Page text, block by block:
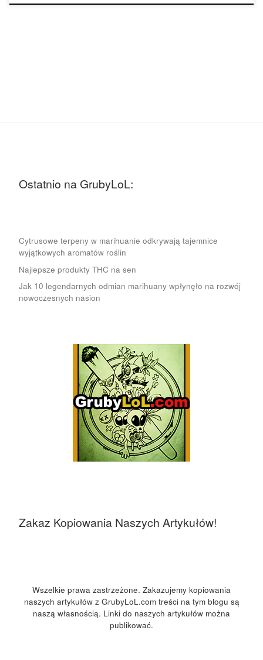
Ostatnio na GrubyLoL:
Cytrusowe terpeny w marihuanie odkrywają tajemnice
wyjątkowych aromatów roślin
Najlepsze produkty THC na sen
Jak 10 legendarnych odmian marihuany wpłynęło na rozwój
nowoczesnych nasion
Zakaz Kopiowania Naszych Artykułów!
Wszelkie prawa zastrzeżone. Zakazujemy kopiowania
naszych artykułów z GrubyLoL.com treści na tym blogu są
naszą własnością. Linki do naszych artykułów można
publikować.